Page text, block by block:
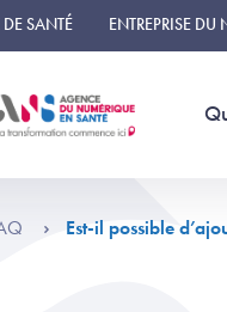
cookies
DE SANTÉ ENTREPRISE
Est-il possible